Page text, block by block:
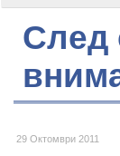
След
29 Октомври 2011